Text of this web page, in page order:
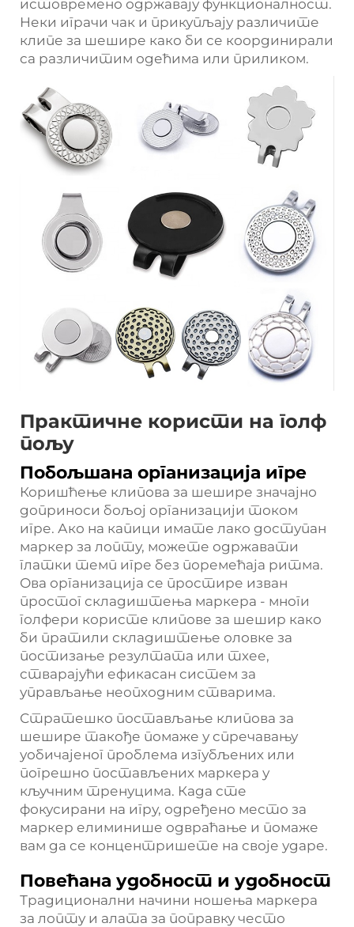
истовремено одржавају функционалност.
Неки играчи чак и прикупљају различите
клипе за шешире како би се координирали
са различитим одећима или приликом.
Практичне користи на голф
пољу
Побољшана организација игре
Коришћење клипова за шешире значајно
доприноси бољој организацији током
игре. Ако на капици имате лако доступан
маркер за лопту, можете одржавати
глатки темп игре без поремећаја ритма.
Ова организација се простире изван
простог складиштења маркера - многи
голфери користе клипове за шешир како
би пратили складиштење оловке за
постизање резултата или тхее,
стварајући ефикасан систем за
управљање неопходним стварима.
Стратешко постављање клипова за
шешире такође помаже у спречавању
уобичајеног проблема изгубљених или
погрешно постављених маркера у
кључним тренуцима. Када сте
фокусирани на игру, одређено место за
маркер елиминише одвраћање и помаже
вам да се концентришете на своје ударе.
Повећана удобност и удобност
Традиционални начини ношења маркера
за лопту и алата за поправку често